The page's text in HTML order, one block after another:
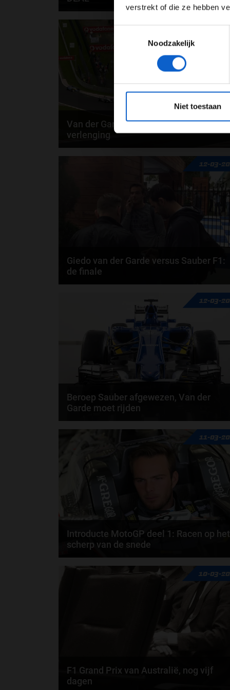
verstrekt of die ze hebben
Noodzakelijk
Niet toestaan
Giedo van der Garde heeft een deal gemaakt met
13-03-
Van der Garde versus Sauber: de
verlenging
Gelijk hebben en gelijk krijgen zijn twee verschillende
dingen. Giedo van der Garde weet er alles...12-03-
Giedo van der Garde versus Sauber F1:
de finale
Het kan een spannende nacht worden. Giedo van
der Garde heeft in vier maanden vier keer in de...
12-03-
Beroep Sauber afgewezen, Van der
Garde moet rijden
Het beroep dat Sauber aantekende tegen de
beslissing van het Hooggerechtsof dat Giedo van
11-03-
Introducte MotoGP deel 1: Racen op het
scherp van de snede
Komend weekend (14-16 maart) hebben de
MotoGP-coureurs hun laatste test voordat de
10-03-
F1 Grand Prix van Australië, nog vijf
dagen